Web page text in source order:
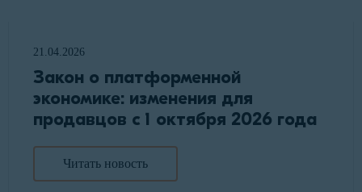
21.04.2026
Закон о платформенной
экономике: изменения для
продавцов с 1 октября 2026 года
Читать новость